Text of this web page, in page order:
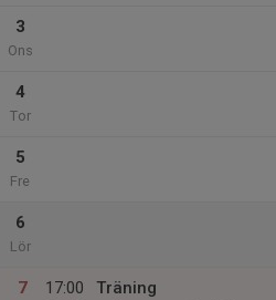
3
Ons
4
Tor
5
Fre
6
Lör
7
17:00
Träning